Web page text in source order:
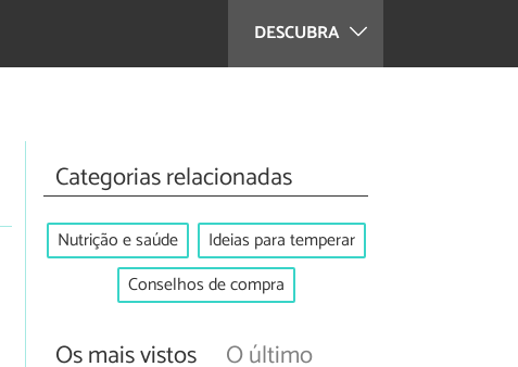
DESCUBRA
Categorias relacionadas
Nutrição e saúde
Ideias para temperar
Conselhos de compra
Os mais vistos O último